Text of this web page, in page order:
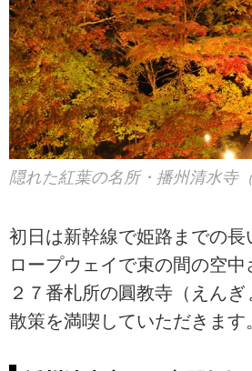
隠れた紅葉の名所・播州清水寺
初日は新幹線で姫路までの長
ロープウェイで束の間の空
２７番札所の圓教寺（えん
散策を満喫していただきます